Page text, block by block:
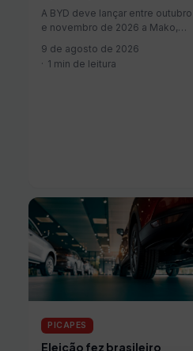
A BYD deve lançar entre outubro
e novembro de 2026 a Mako,
disputará mercado com Fiat Toro,
Ram Rampage e VW Tukan. O
9 de agosto de 2026
1 min de leitura
PICAPES
Eleição fez brasileiro